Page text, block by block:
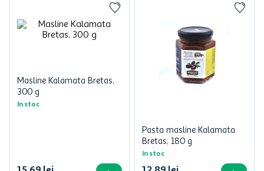
Masline Kalamata Bretas,
300 g
In stoc
Pasta masline Kalamata
Bretas, 180 g
In stoc